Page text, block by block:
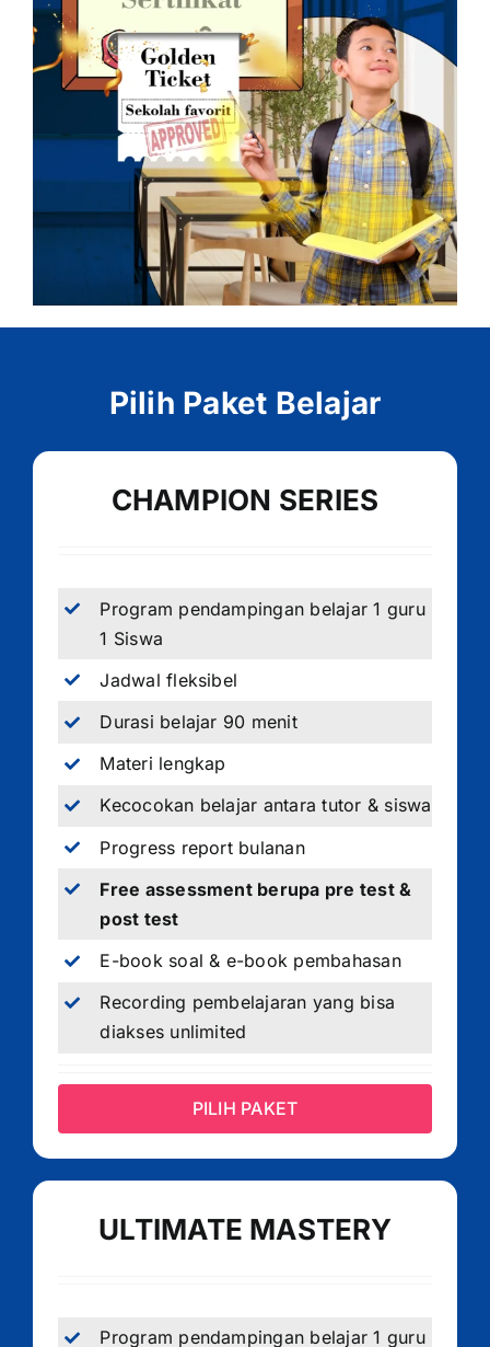
Pilih Paket Belajar
CHAMPION SERIES
Program pendampingan belajar 1 guru
1 Siswa
Jadwal fleksibel
Durasi belajar 90 menit
Materi lengkap
Kecocokan belajar antara tutor & siswa
Progress report bulanan
Free assessment berupa pre test &
post test
E-book soal & e-book pembahasan
Recording pembelajaran yang bisa
diakses unlimited
PILIH PAKET
ULTIMATE MASTERY
Program pendampingan belajar 1 guru